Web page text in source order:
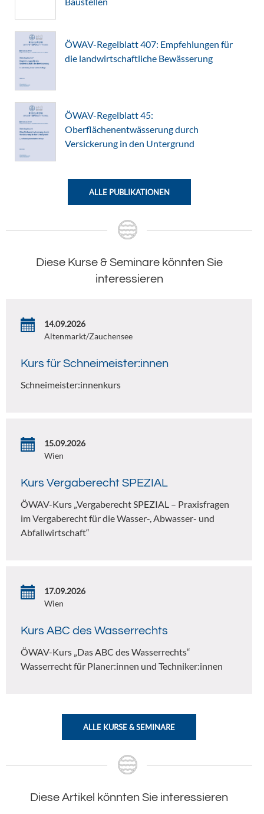
ÖWAV-Regelblatt 407: Empfehlungen für
die landwirtschaftliche Bewässerung
ÖWAV-Regelblatt 45:
Oberflächenentwässerung durch
Versickerung in den Untergrund
ALLE PUBLIKATIONEN
Diese Kurse & Seminare könnten Sie
interessieren
14.09.2026
Altenmarkt/Zauchensee
Kurs für Schneimeister:innen
Schneimeister:innenkurs
15.09.2026
Wien
Kurs Vergaberecht SPEZIAL
ÖWAV-Kurs „Vergaberecht SPEZIAL – Praxisfragen
im Vergaberecht für die Wasser-, Abwasser- und
Abfallwirtschaft“
17.09.2026
Wien
Kurs ABC des Wasserrechts
ÖWAV-Kurs „Das ABC des Wasserrechts“
Wasserrecht für Planer:innen und Techniker:innen
ALLE KURSE & SEMINARE
Diese Artikel könnten Sie interessieren